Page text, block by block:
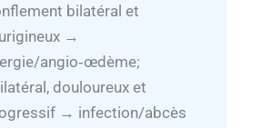
bilatéral et
→
angio‑œdème;
douloureux et
→ infection/abcès